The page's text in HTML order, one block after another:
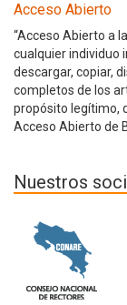
Acceso Abierto
“Acceso Abierto a
cualquier individuo
descargar, copiar,
completos de los
propósito legítimo,
Acceso Abierto de
Nuestros